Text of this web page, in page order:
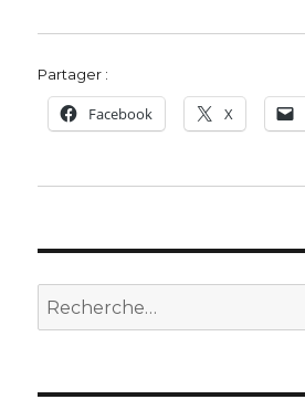
Partager :
Facebook X
Recherche
pour :